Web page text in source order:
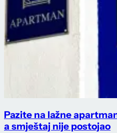
Pazite na lažne
a smještaj nije postojao